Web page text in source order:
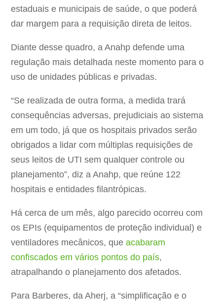
estaduais e municipais de saúde, o que poderá
dar margem para a requisição direta de leitos.
Diante desse quadro, a Anahp defende uma
regulação mais detalhada neste momento para o
uso de unidades públicas e privadas.
“Se realizada de outra forma, a medida trará
consequências adversas, prejudiciais ao sistema
em um todo, já que os hospitais privados serão
obrigados a lidar com múltiplas requisições de
seus leitos de UTI sem qualquer controle ou
planejamento”, diz a Anahp, que reúne 122
hospitais e entidades filantrópicas.
Há cerca de um mês, algo parecido ocorreu com
os EPIs (equipamentos de proteção individual) e
ventiladores mecânicos, queacabaram
confiscados em vários pontos do país,
atrapalhando o planejamento dos afetados.
Para Barberes, da Aherj, a “simplificação e o